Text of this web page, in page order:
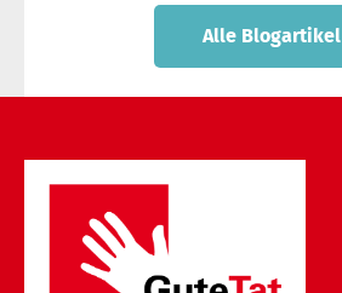
Alle Blogartikel